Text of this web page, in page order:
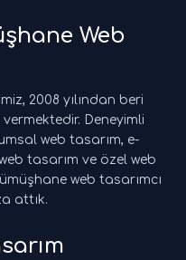
Web
2008 yılından beri
Deneyimli
web tasarım, e-
tasarım ve özel web
web tasarımcı
attık.